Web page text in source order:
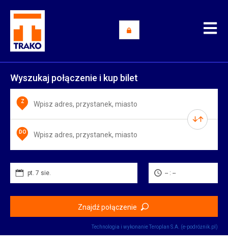
Wyszukaj połączenie i kup bilet
Technologia i wykonanie Teroplan S.A. (e-podróżnik.pl)
Z
DO
pt. 7 sie. -- : --
Znajdź połączenie